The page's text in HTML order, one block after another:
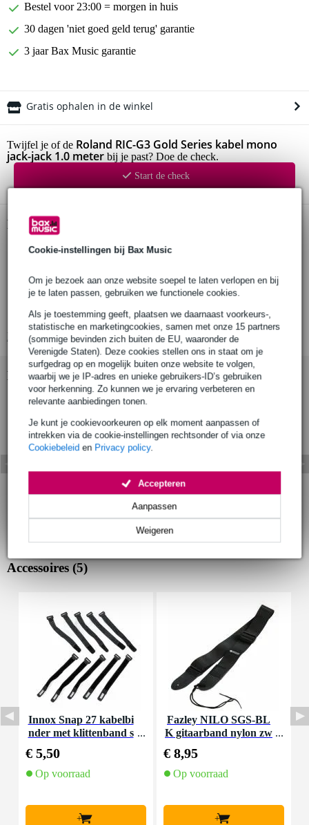
Cookie-instellingen bij Bax Music
Om je bezoek aan onze website soepel te laten verlopen en bij
je te laten passen, gebruiken we functionele cookies.
Als je toestemming geeft, plaatsen we daarnaast voorkeurs-,
statistische en marketingcookies, samen met onze 15 partners
(sommige bevinden zich buiten de EU, waaronder de
Verenigde Staten). Deze cookies stellen ons in staat om je
surfgedrag op en mogelijk buiten onze website te volgen,
waarbij we je IP-adres en unieke gebruikers-ID’s gebruiken
voor herkenning. Zo kunnen we je ervaring verbeteren en
relevante aanbiedingen tonen.
Je kunt je cookievoorkeuren op elk moment aanpassen of
intrekken via de cookie-instellingen rechtsonder of via onze
Cookiebeleid en Privacy policy.
Weigeren
Aanpassen
Accepteren
Bestel voor 23:00 = morgen in huis
30 dagen 'niet goed geld terug' garantie
3 jaar Bax Music garantie
Gratis ophalen in de winkel
Twijfel je of de Roland RIC-G3 Gold Series kabel mono
jack-jack 1.0 meter bij je past? Doe de check.
Start de check
Productinformatie
Roland RIC-G3 instrumentkabel
2x 6.35 mm TS jack recht
verguld, 24K
lengte: 1 meter
Bekijk alle productspecificaties
Bekijk ook eens (4)
Accessoires (5)
Innox Snap 27 kabelbi
nder met klittenband s
€ 5,50
Op voorraad
+
Fazley NILO SGS-BL
K gitaarband nylon zw
€ 8,95
Op voorraad
+